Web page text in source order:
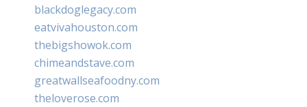
blackdoglegacy.com
eatvivahouston.com
thebigshowok.com
chimeandstave.com
greatwallseafoodny.com
theloverose.com